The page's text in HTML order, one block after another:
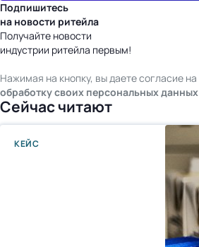
Подпишитесь
на новости ритейла
Получайте новости
индустрии ритейла первым!
Нажимая на кнопку, вы даете согласие на
обработку своих персональных данных
Сейчас читают
КЕЙС